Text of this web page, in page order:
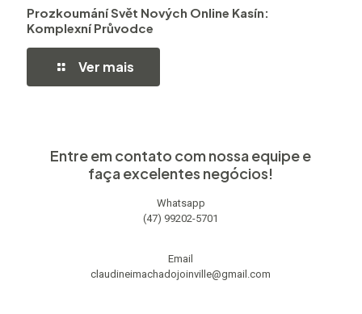
Prozkoumání Svět Nových Online Kasín:
Komplexní Průvodce
Ver mais
Entre em contato com nossa equipe e
faça excelentes negócios!
Whatsapp
(47) 99202-5701
Email
claudineimachadojoinville@gmail.com